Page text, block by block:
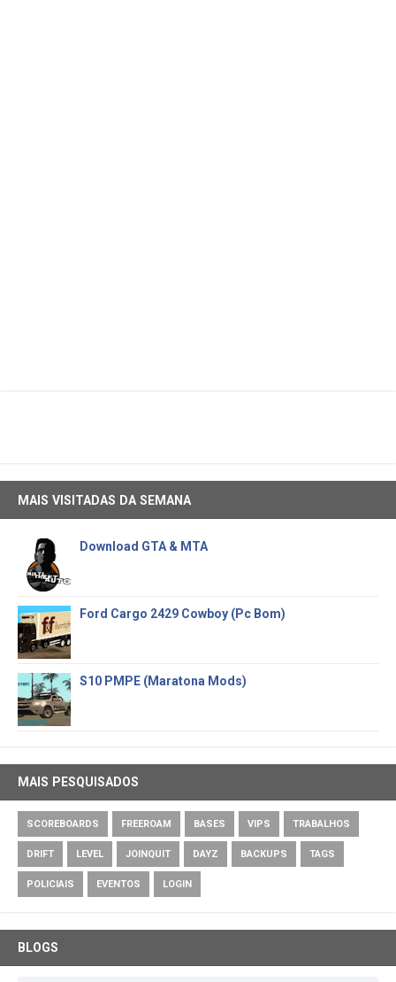
MAIS VISITADAS DA SEMANA
Download GTA & MTA
Ford Cargo 2429 Cowboy (Pc Bom)
S10 PMPE (Maratona Mods)
MAIS PESQUISADOS
SCOREBOARDS FREEROAM BASES VIPS TRABALHOS
DRIFT LEVEL JOINQUIT DAYZ BACKUPS TAGS
POLICIAIS EVENTOS LOGIN
BLOGS